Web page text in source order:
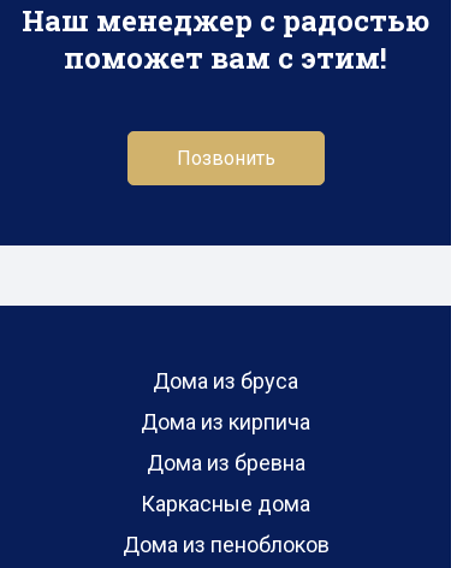
Наш менеджер с радостью
поможет вам с этим!
Позвонить
Дома из бруса
Дома из кирпича
Дома из бревна
Каркасные дома
Дома из пеноблоков